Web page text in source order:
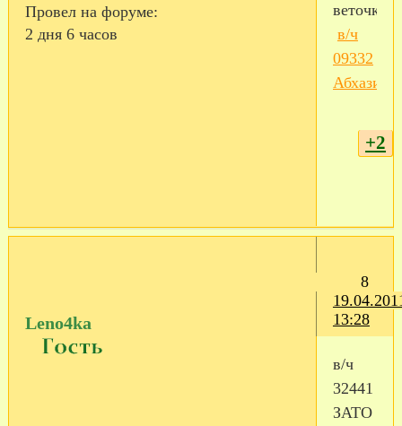
Провел на форуме:
2 дня 6 часов
в/ч
09332
Абхазия
+2
8
13:28
Leno4ka
в/ч
32441
ЗАТО